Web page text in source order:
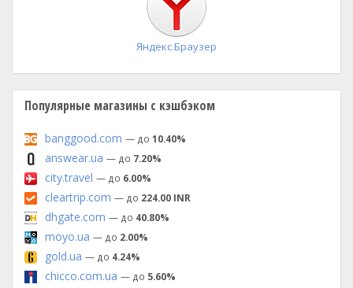
Яндекс.Браузер
Популярные магазины с кэшбэком
banggood.com — до 10.40%
answear.ua — до 7.20%
city.travel — до 6.00%
cleartrip.com — до 224.00 INR
dhgate.com — до 40.80%
moyo.ua — до 2.00%
gold.ua — до 4.24%
chicco.com.ua — до 5.60%